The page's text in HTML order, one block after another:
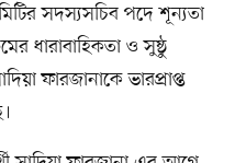
সদস্যসচিব পদে শূন্যতা
ধারাবাহিকতা ও সুষ্ঠু
ফারজানাকে ভারপ্রাপ্ত